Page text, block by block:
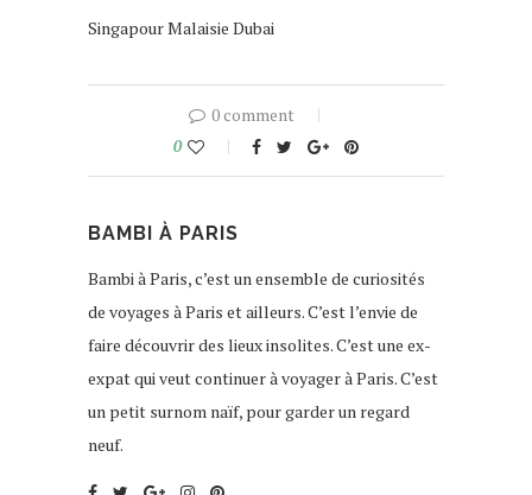
Singapour Malaisie Dubai
0 comment
0
BAMBI À PARIS
Bambi à Paris, c’est un ensemble de curiosités
de voyages à Paris et ailleurs. C’est l’envie de
faire découvrir des lieux insolites. C’est une ex-
expat qui veut continuer à voyager à Paris. C’est
un petit surnom naïf, pour garder un regard
neuf.